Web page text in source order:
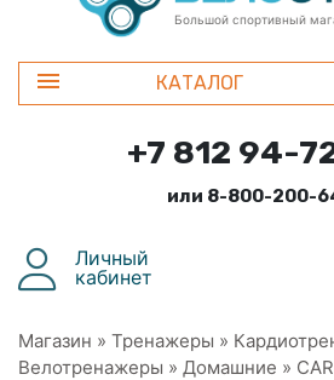
Большой спортивный
КАТАЛОГ
+7 812 94-
или 8-800-200-
Личный
кабинет
Магазин » Тренажеры »
Велотренажеры » Домашние »